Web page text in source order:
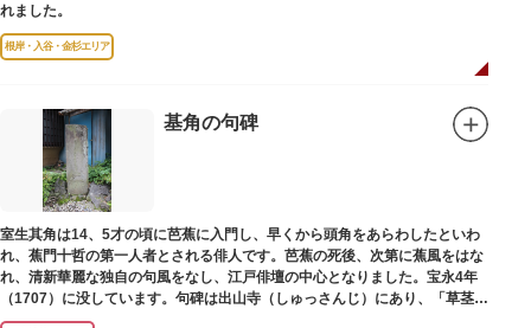
れました。
根岸・入谷・金杉エリア
基角の句碑
室生其角は14、5才の頃に芭蕉に入門し、早くから頭角をあらわしたといわ
れ、蕉門十哲の第一人者とされる俳人です。芭蕉の死後、次第に蕉風をはな
れ、清新華麗な独自の句風をなし、江戸俳壇の中心となりました。宝永4年
（1707）に没しています。句碑は出山寺（しゅっさんじ）にあり、「草茎を
つつむ葉もなき 雲間哉」と刻まれています。